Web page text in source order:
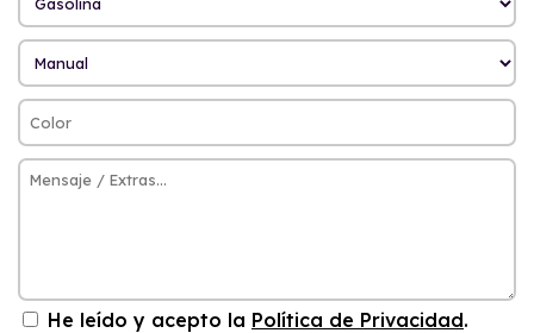
He leído y acepto la Política de Privacidad.